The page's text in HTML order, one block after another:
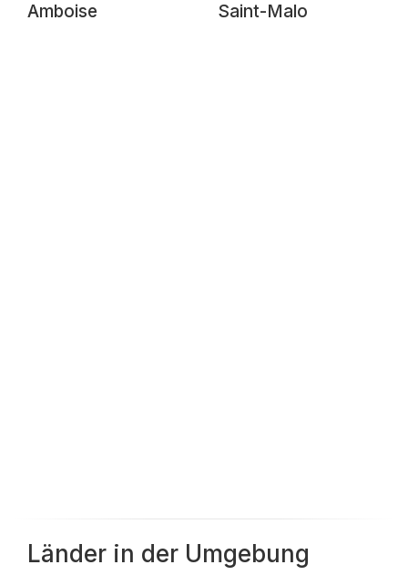
Amboise Saint-Malo
Länder in der Umgebung